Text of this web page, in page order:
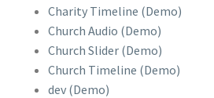
Charity Timeline (Demo)
Church Audio (Demo)
Church Slider (Demo)
Church Timeline (Demo)
dev (Demo)